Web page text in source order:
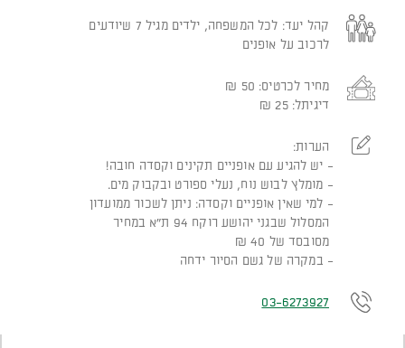
קהל יעד:
לכל המשפחה, ילדים מגיל 7 שיודעים
לרכוב על אופנים
מחיר לכרטיס:
₪
דיגיתל: 25
₪
הערות:
יש להגיע עם אופניים תקינים וקסדה חובה!
מומלץ לבוש נוח, נעלי ספורט ובקבוק מים.
למי שאין אופניים וקסדה: ניתן לשכור ממועדון
המסלול שבגני יהושע רוקח 94 ת"א במחיר
מסובסד של 40 ₪
במקרה של גשם הסיור ידחה
03-6273927